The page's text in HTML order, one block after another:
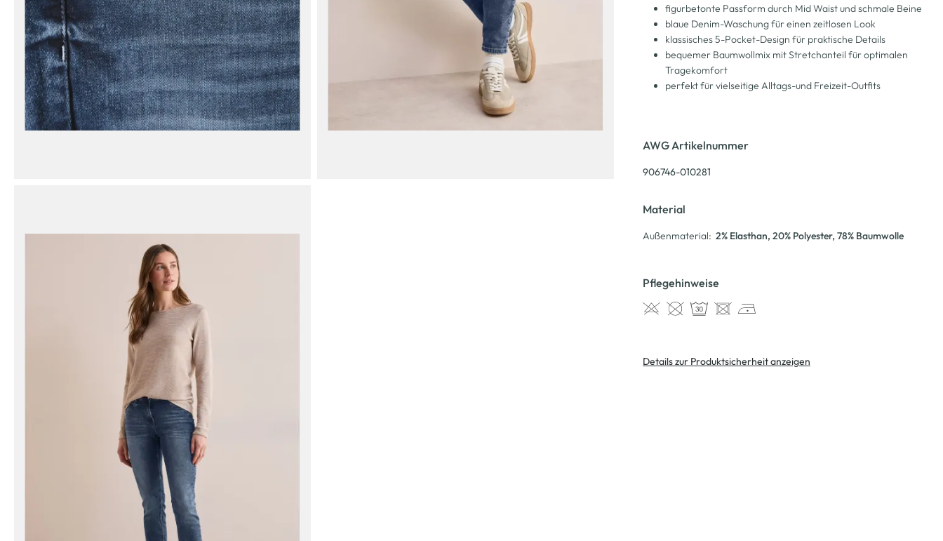
figurbetonte Passform durch Mid Waist und schmale Beine
blaue Denim-Waschung für einen zeitlosen Look
klassisches 5-Pocket-Design für praktische Details
bequemer Baumwollmix mit Stretchanteil für optimalen
Tragekomfort
perfekt für vielseitige Alltags-und Freizeit-Outfits
AWG Artikelnummer
906746-010281
Material
Außenmaterial: 2% Elasthan, 20% Polyester, 78% Baumwolle
Pflegehinweise
Details zur Produktsicherheit anzeigen